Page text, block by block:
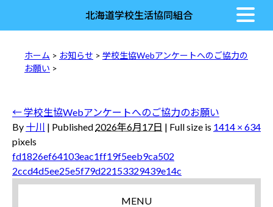
北海道学校生活協同組合
ホーム > お知らせ > 学校生協Webアンケートへのご協力の
お願い >
←学校生協Webアンケートへのご協力のお願い
By 十川 | Published 2026年6月17日 | Full size is 1414 × 634
pixels
fd1826ef64103eac1ff19f5eeb9ca502
2ccd4d5ee25e5f79d22153329439e14c
MENU